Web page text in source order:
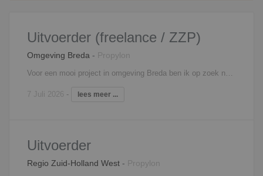
Uitvoerder (freelance / ZZP)
Omgeving Breda - Propylon
7 Juli 2026 - lees meer ...
Uitvoerder
Regio Zuid-Holland West - Propylon